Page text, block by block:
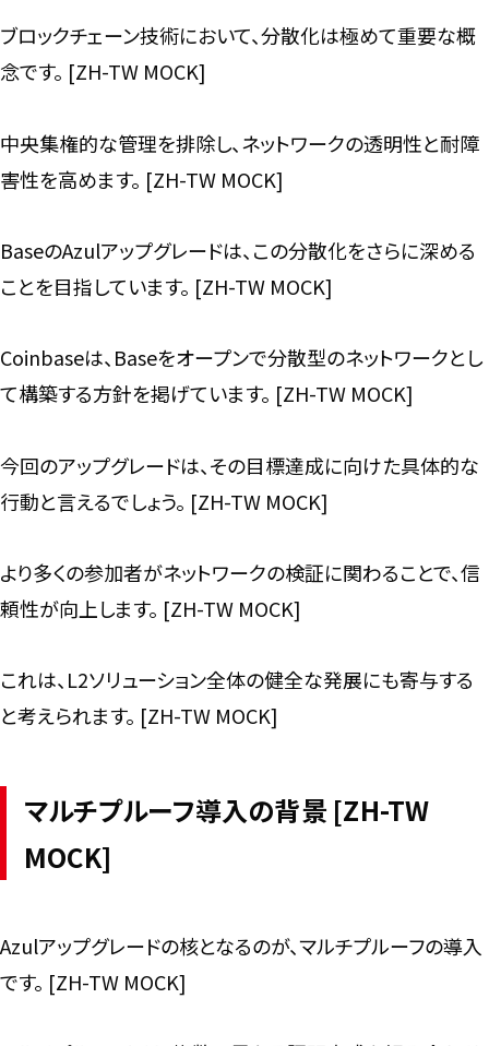
ブロックチェーン技術において、分散化は極めて重要な概
念です。 [ZH-TW MOCK]
中央集権的な管理を排除し、ネットワークの透明性と耐障
害性を高めます。 [ZH-TW MOCK]
BaseのAzulアップグレードは、この分散化をさらに深める
ことを目指しています。 [ZH-TW MOCK]
Coinbaseは、Baseをオープンで分散型のネットワークとし
て構築する方針を掲げています。 [ZH-TW MOCK]
今回のアップグレードは、その目標達成に向けた具体的な
行動と言えるでしょう。 [ZH-TW MOCK]
より多くの参加者がネットワークの検証に関わることで、信
頼性が向上します。 [ZH-TW MOCK]
これは、L2ソリューション全体の健全な発展にも寄与する
と考えられます。 [ZH-TW MOCK]
マルチプルーフ導入の背景 [ZH-TW
MOCK]
Azulアップグレードの核となるのが、マルチプルーフの導入
です。 [ZH-TW MOCK]